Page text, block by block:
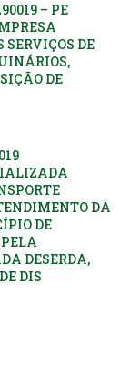
– PE
DE
DE
DA
DE
DESERDA,
DIS